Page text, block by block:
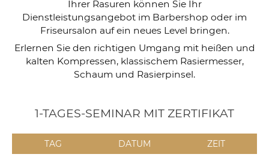
Ihrer Rasuren können Sie Ihr
Dienstleistungsangebot im Barbershop oder im
Friseursalon auf ein neues Level bringen.
Erlernen Sie den richtigen Umgang mit heißen und
kalten Kompressen, klassischem Rasiermesser,
Schaum und Rasierpinsel.
1-TAGES-SEMINAR MIT ZERTIFIKAT
TAG DATUM ZEIT